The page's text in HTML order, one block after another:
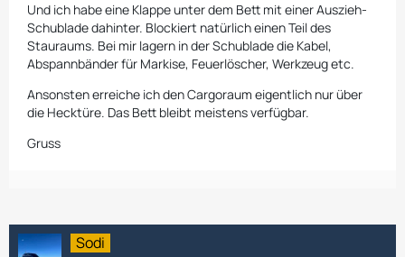
Und ich habe eine Klappe unter dem Bett mit einerAuszieh-
Schublade dahinter. Blockiert natürlich einen Teil des
Stauraums. Bei mir lagern in der Schublade die Kabel,
Abspannbänder für Markise, Feuerlöscher, Werkzeug etc.
Ansonsten erreiche ich den Cargoraum eigentlich nur über
die Hecktüre. Das Bett bleibt meistens verfügbar.
Gruss
Sodi